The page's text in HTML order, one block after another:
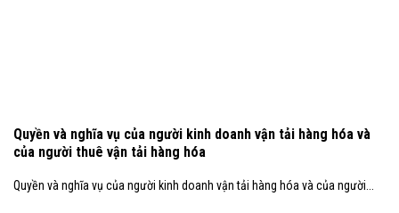
Quyền và nghĩa vụ của người kinh doanh vận tải hàng hóa và
của người thuê vận tải hàng hóa
Quyền và nghĩa vụ của người kinh doanh vận tải hàng hóa và của người...